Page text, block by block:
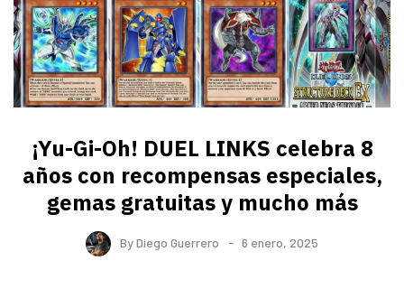
¡Yu-Gi-Oh! DUEL LINKS celebra 8
años con recompensas especiales,
gemas gratuitas y mucho más
ByDiego Guerrero 6 enero, 2025